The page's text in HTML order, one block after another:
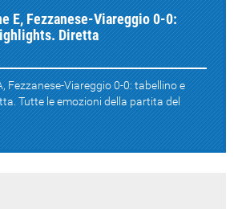
E, Fezzanese-Viareggio 0-0:
Diretta
Fezzanese-Viareggio 0-0: tabellino e
Tutte le emozioni della partita del